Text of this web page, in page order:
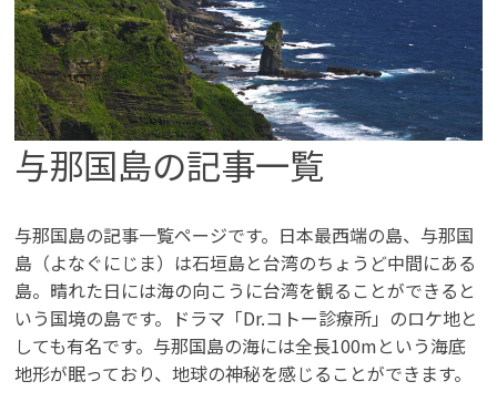
#ココロ巡る、沖縄離島たび
#サイクリング
#サウナ
#サステナブル旅
#スロートラベル
#スロー旅
#フォトジェニック旅
#フォトスポット
#マリンスポーツ
#ヨガ
#リゾート
#リゾートグランピング
#リラクゼーション
#ワーケーション
#伊良部 #体験する
#島のグルメ
#島んちゅガイド #星のや
#星空
#歴史と文化を学ぶ旅
#泊まる
#海巡り
#海洋深層水
#直行便 #秘境巡り
#絶景スポット
#自然に触れる
#記憶に残る島の旅へ #買う
与那国島の記事一覧
与那国島の記事一覧ページです。日本最西端の島、与那国
島（よなぐにじま）は石垣島と台湾のちょうど中間にある
島。晴れた日には海の向こうに台湾を観ることができると
いう国境の島です。ドラマ「Dr.コトー診療所」のロケ地と
しても有名です。与那国島の海には全長100mという海底
地形が眠っており、地球の神秘を感じることができます。